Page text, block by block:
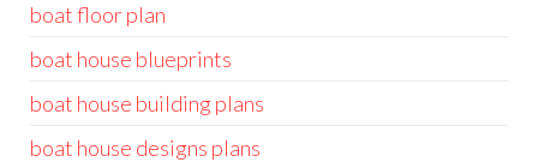
boat floor plan
boat house blueprints
boat house building plans
boat house designs plans